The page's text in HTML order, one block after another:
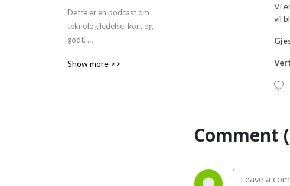
Dette er en podcast om
teknologiledelse, kort og
godt.
og vil med denne podcasten
Show more >>
Vi
vil
Comment